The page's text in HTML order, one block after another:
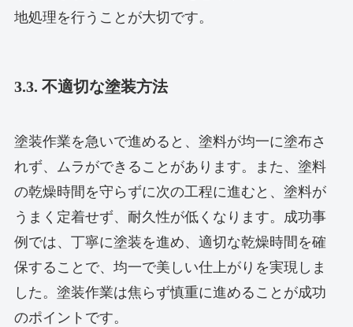
地処理を行うことが大切です。
3.3. 不適切な塗装方法
塗装作業を急いで進めると、塗料が均一に塗布さ
れず、ムラができることがあります。また、塗料
の乾燥時間を守らずに次の工程に進むと、塗料が
うまく定着せず、耐久性が低くなります。成功事
例では、丁寧に塗装を進め、適切な乾燥時間を確
保することで、均一で美しい仕上がりを実現しま
した。塗装作業は焦らず慎重に進めることが成功
のポイントです。